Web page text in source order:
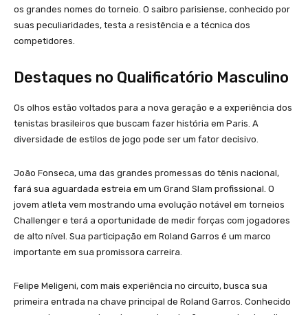
os grandes nomes do torneio. O saibro parisiense, conhecido por
suas peculiaridades, testa a resistência e a técnica dos
competidores.
Destaques no Qualificatório Masculino
Os olhos estão voltados para a nova geração e a experiência dos
tenistas brasileiros que buscam fazer história em Paris. A
diversidade de estilos de jogo pode ser um fator decisivo.
João Fonseca, uma das grandes promessas do tênis nacional,
fará sua aguardada estreia em um Grand Slam profissional. O
jovem atleta vem mostrando uma evolução notável em torneios
Challenger e terá a oportunidade de medir forças com jogadores
de alto nível. Sua participação em Roland Garros é um marco
importante em sua promissora carreira.
Felipe Meligeni, com mais experiência no circuito, busca sua
primeira entrada na chave principal de Roland Garros. Conhecido